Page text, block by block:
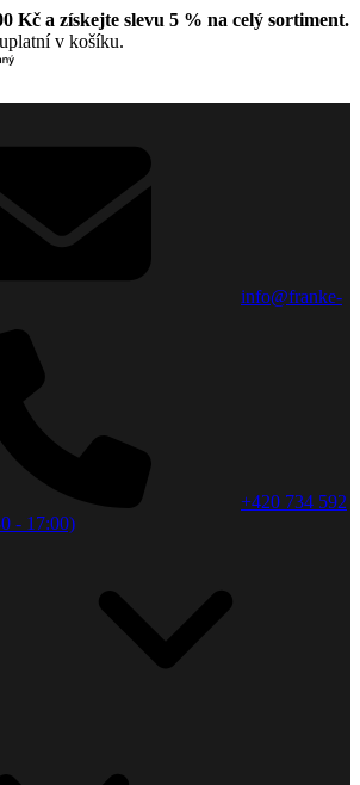
Kč a získejte slevu 5 % na celý sortiment.
v košíku.
info@franke-
+420 734 592
- 17:00)